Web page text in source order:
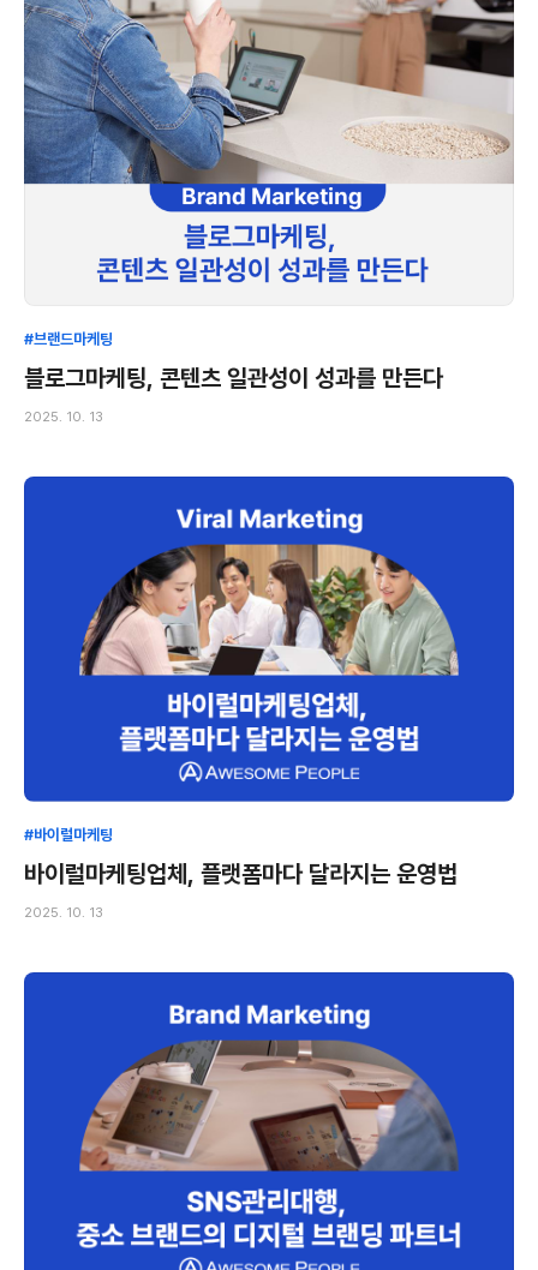
#브랜드마케팅
블로그마케팅, 콘텐츠 일관성이 성과를 만든다
2025. 10. 13
#바이럴마케팅
바이럴마케팅업체, 플랫폼마다 달라지는 운영법
2025. 10. 13